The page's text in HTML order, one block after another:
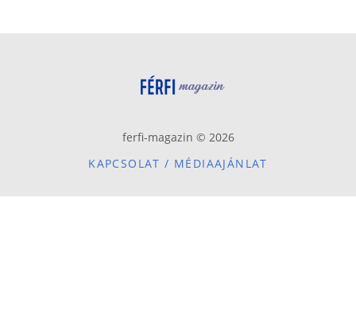
ferfi-magazin © 2026
KAPCSOLAT / MÉDIAAJÁNLAT